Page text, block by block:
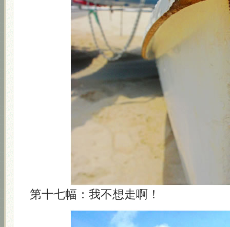
第十七幅：我不想走啊！